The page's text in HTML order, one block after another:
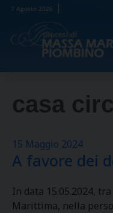
Skip
content
7 Agosto 2026
casa
15 Maggio 2024
A favore dei
In data 15.05.2024,
Marittima, nella